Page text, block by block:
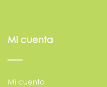
Mi cuenta
Mi cuenta